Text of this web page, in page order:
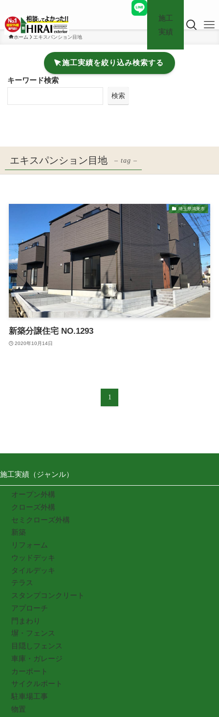
施工
実績
ホーム エキスパンション目地
施工実績を絞り込み検索する
キーワード検索
検索
エキスパンション目地 – tag –
埼玉県鴻巣市
新築分譲住宅 NO.1293
2020年10月14日
1
施工実績（ジャンル）
オープン外構
クローズ外構
セミクローズ外構
新築
リフォーム
ウッドデッキ
タイルデッキ
テラス
スタンプコンクリート
アプローチ
門まわり
塀・フェンス
目隠しフェンス
車庫・ガレージ
カーポート
サイクルポート
駐車場工事
物置